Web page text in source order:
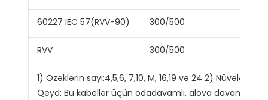
60227 IEC 57(RVV-90) 300/500
RVV 300/500
1) Özəklərin sayı:4,5,6, 7,10, M, 16,19 və 24 2) Nüvələrin
Qeyd: Bu kabellər üçün odadavamlı, alova davamlı,